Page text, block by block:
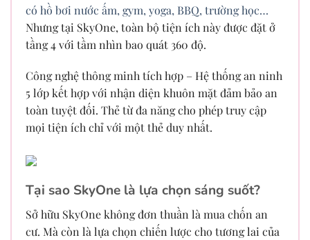
có hồ bơi nước ấm, gym, yoga, BBQ, trường học…
Nhưng tại SkyOne, toàn bộ tiện ích này được đặt ở
tầng 4 với tầm nhìn bao quát 360 độ.
Công nghệ thông minh tích hợp – Hệ thống an ninh
5 lớp kết hợp với nhận diện khuôn mặt đảm bảo an
toàn tuyệt đối. Thẻ từ đa năng cho phép truy cập
mọi tiện ích chỉ với một thẻ duy nhất.
Tại sao SkyOne là lựa chọn sáng suốt?
Sở hữu SkyOne không đơn thuần là mua chốn an
cư. Mà còn là lựa chọn chiến lược cho tương lai của